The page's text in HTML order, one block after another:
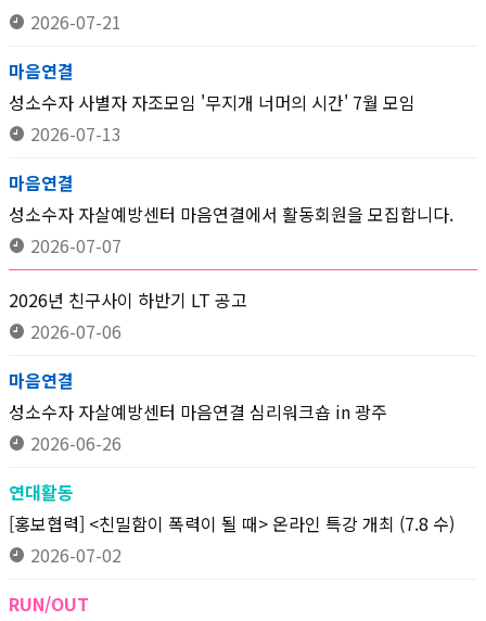
2026-07-21
마음연결
성소수자 사별자 자조모임 '무지개 너머의 시간' 7월 모임
2026-07-13
마음연결
성소수자 자살예방센터 마음연결에서 활동회원을 모집합니다.
2026-07-07
2026년 친구사이 하반기 LT 공고
2026-07-06
마음연결
성소수자 자살예방센터 마음연결 심리워크숍 in 광주
2026-06-26
연대활동
[홍보협력] <친밀함이 폭력이 될 때> 온라인 특강 개최 (7.8 수)
2026-07-02
RUN/OUT